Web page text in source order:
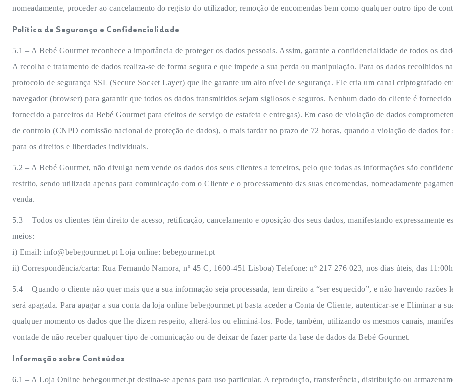
nomeadamente, proceder ao cancelamento do registo do utilizador, remoção de encomendas bem como qualquer outro tipo de
Política de Segurança e Confidencialidade
5.1 – A Bebé Gourmet reconhece a importância de proteger os dados pessoais. Assim, garante a confidencialidade de todos os
A recolha e tratamento de dados realiza-se de forma segura e que impede a sua perda ou manipulação. Para os dados recolhidos
protocolo de segurança SSL (Secure Socket Layer) que lhe garante um alto nível de segurança. Ele cria um canal criptografado
navegador (browser) para garantir que todos os dados transmitidos sejam sigilosos e seguros. Nenhum dado do cliente é
fornecido a parceiros da Bebé Gourmet para efeitos de serviço de estafeta e entregas). Em caso de violação de dados
de controlo (CNPD comissão nacional de proteção de dados), o mais tardar no prazo de 72 horas, quando a violação de dados
para os direitos e liberdades individuais.
5.2 – A Bebé Gourmet, não divulga nem vende os dados dos seus clientes a terceiros, pelo que todas as informações são
restrito, sendo utilizada apenas para comunicação com o Cliente e o processamento das suas encomendas, nomeadamente
venda.
5.3 – Todos os clientes têm direito de acesso, retificação, cancelamento e oposição dos seus dados, manifestando expressamente
meios:
i) Email: info@bebegourmet.pt Loja online: bebegourmet.pt
ii) Correspondência/carta: Rua Fernando Namora, nº 45 C, 1600-451 Lisboa) Telefone: nº 217 276 023, nos dias úteis, das
5.4 – Quando o cliente não quer mais que a sua informação seja processada, tem direito a “ser esquecido”, e não havendo razões
será apagada. Para apagar a sua conta da loja online bebegourmet.pt basta aceder a Conta de Cliente, autenticar-se e Eliminar a
qualquer momento os dados que lhe dizem respeito, alterá-los ou eliminá-los. Pode, também, utilizando os mesmos canais,
vontade de não receber qualquer tipo de comunicação ou de deixar de fazer parte da base de dados da Bebé Gourmet.
Informação sobre Conteúdos
6.1 – A Loja Online bebegourmet.pt destina-se apenas para uso particular. A reprodução, transferência, distribuição ou